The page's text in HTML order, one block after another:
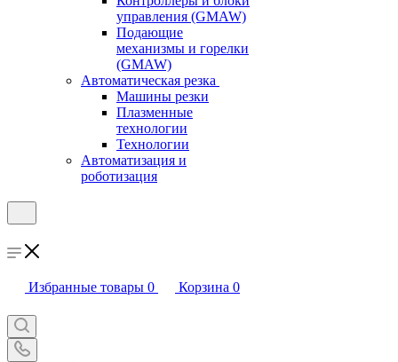
управления (GMAW)
Подающие
механизмы и горелки
(GMAW)
Автоматическая резка
Машины резки
Плазменные
технологии
Технологии
Автоматизация и
роботизация
Избранные товары 0 Корзина 0